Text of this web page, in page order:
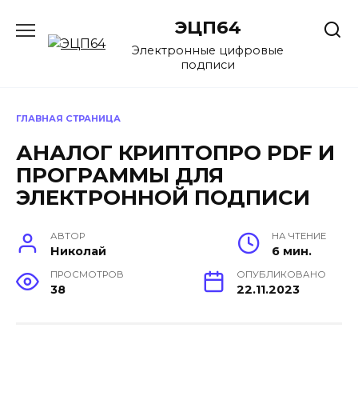
содержанию
ЭЦП64
Электронные цифровые
подписи
ГЛАВНАЯ СТРАНИЦА
АНАЛОГ КРИПТОПРО PDF И
ПРОГРАММЫ ДЛЯ
ЭЛЕКТРОННОЙ ПОДПИСИ
АВТОР
Николай
НА ЧТЕНИЕ
6 мин.
ПРОСМОТРОВ
38
ОПУБЛИКОВАНО
22.11.2023